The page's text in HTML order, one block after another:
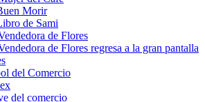
Morir
de Sami
de Flores
de Flores regresa a la gran pantalla
del Comercio
del comercio